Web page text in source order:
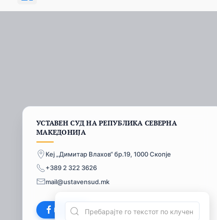
УСТАВЕН СУД НА РЕПУБЛИКА СЕВЕРНА
МАКЕДОНИЈА
Кеј „Димитар Влахов“ бр.19, 1000 Скопје
+389 2 322 3626
mail@ustavensud.mk
Facebook